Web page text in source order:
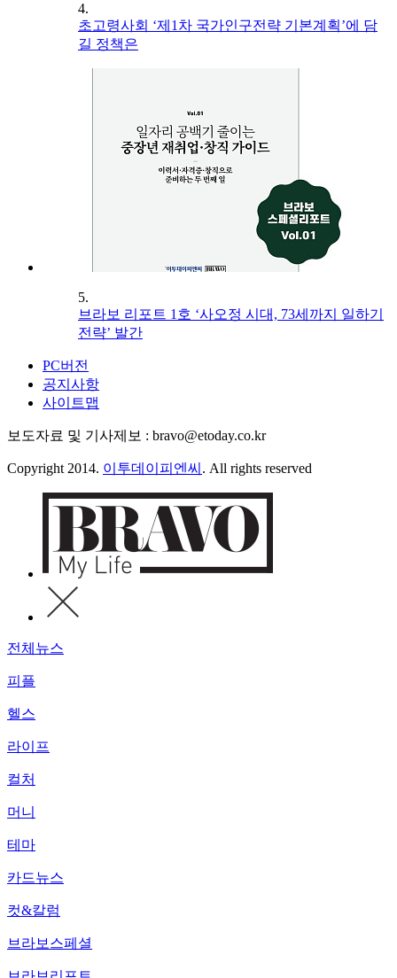
4.
초고령사회 ‘제1차 국가인구전략 기본계획’에 담
길 정책은
5.
브라보 리포트 1호 ‘사오정 시대, 73세까지 일하기
전략’ 발간
PC버전
공지사항
사이트맵
보도자료 및 기사제보 : bravo@etoday.co.kr
Copyright 2014. 이투데이피엔씨 . All rights reserved
전체뉴스
피플
헬스
라이프
컬처
머니
테마
카드뉴스
컷&칼럼
브라보스페셜